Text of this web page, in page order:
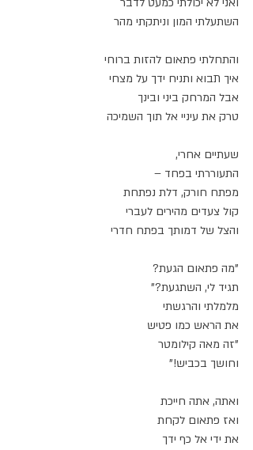
השתעלתי המון וניתקתי מהר
והתחלתי פתאום להזות ברוחי
איך תבוא ותניח ידך על מצחי
אבל המרחק ביני ובינך
טרק את עיניי אל תוך השמיכה
שעתיים אחרי,
התעוררתי בפחד –
מפתח חורק, דלת נפתחת
קול צעדים מהירים לעברי
והצל של דמותך בפתח חדרי
"מה פתאום הגעת?
תגיד לי, השתגעת?"
מלמלתי והרגשתי
את הראש כמו פטיש
"זה מאה קילומטר
וחושך בכביש!"
ואתה, אתה חייכת
ואז פתאום לקחת
את ידי אל כף ידך